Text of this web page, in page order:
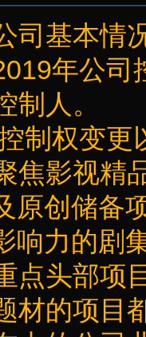
基本情况
年公
制人。
权变更
焦影视精
原创储备
响力的剧
点头部项
材的项目